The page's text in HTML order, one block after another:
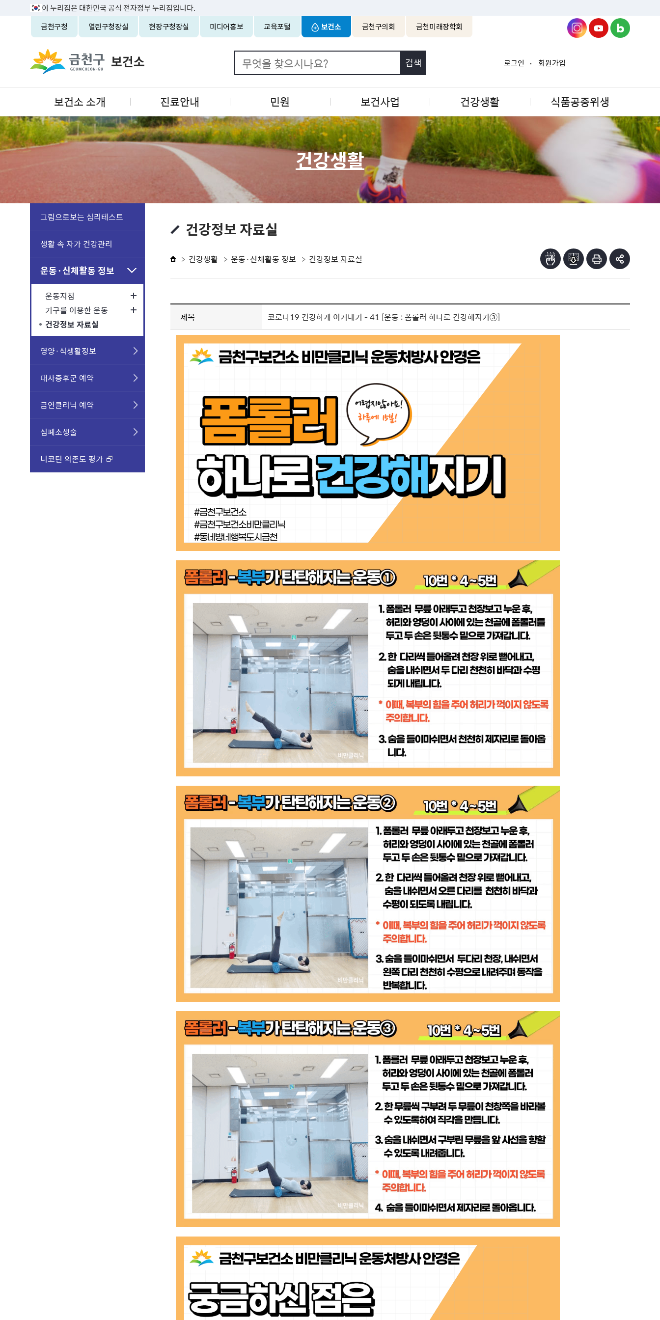
이 누리집은 대한민국 공식 전자정부 누리집입니다.
금천구청
열린구청장실 현장구청장실 미디어홍보 교육포털 보건소 금천구의회 금천미래장학회
로그인 회원가입
보건소 소개 진료안내 민원 보건사업 건강생활 식품공중위생
건강생활
그림으로보는 심리테스트
생활 속 자가 건강관리
운동·신체활동 정보
운동지침
기구를 이용한 운동
건강정보 자료실
영양·식생활정보
대사증후군 예약
금연클리닉 예약
심폐소생술
니코틴 의존도 평가
건강정보 자료실
건강생활 운동·신체활동 정보 건강정보 자료실
제목 코로나19 건강하게 이겨내기 - 41 [운동 : 폼롤러 하나로 건강해지기③]